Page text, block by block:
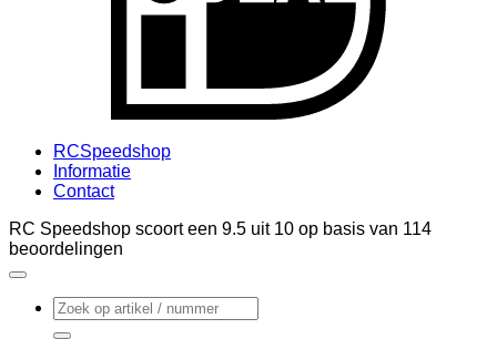
RCSpeedshop
Informatie
Contact
RC Speedshop scoort een 9.5 uit 10 op basis van 114
beoordelingen
Zoeken
naar: